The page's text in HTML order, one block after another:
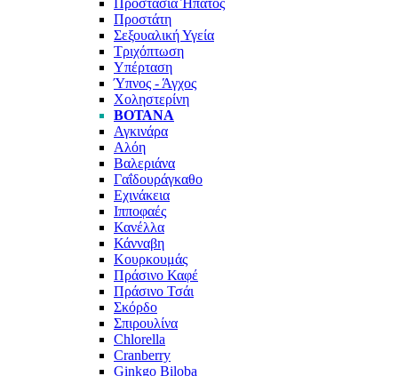
Προστάτη
Σεξουαλική Υγεία
Τριχόπτωση
Υπέρταση
Ύπνος - Άγχος
Χοληστερίνη
ΒΌΤΑΝΑ
Αγκινάρα
Αλόη
Βαλεριάνα
Γαΐδουράγκαθο
Εχινάκεια
Ιπποφαές
Κανέλλα
Κάνναβη
Κουρκουμάς
Πράσινο Καφέ
Πράσινο Τσάι
Σκόρδο
Σπιρουλίνα
Chlorella
Cranberry
Ginkgo Biloba